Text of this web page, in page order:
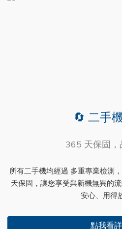
🔄 二手
365 天保固，
所有二手機均經過 多重專業檢測
天保固，讓您享受與新機無異的
安心、用得
點我看